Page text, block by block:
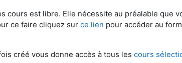
cours est libre. Elle nécessite au préalable que
ce faire cliquez sur ce lien pour accéder au
créé vous donne accès à tous les cours